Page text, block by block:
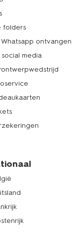
folders
ontvangen
social media